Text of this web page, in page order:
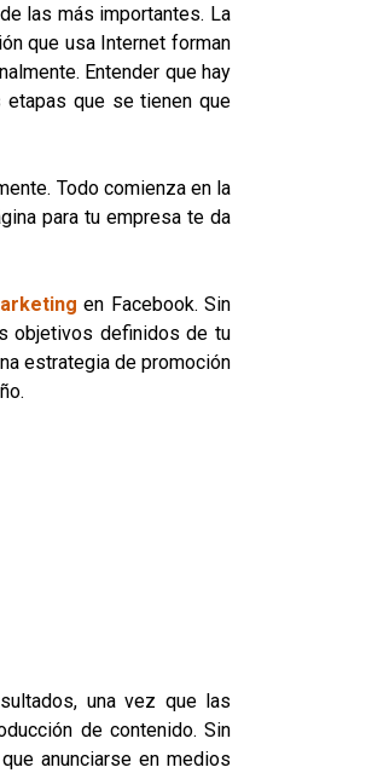
las más importantes. La
que usa Internet forman
Entender que hay
que se tienen que
Todo comienza en la
para tu empresa te da
en Facebook. Sin
objetivos definidos de tu
estrategia de promoción
una vez que las
de contenido. Sin
anunciarse en medios